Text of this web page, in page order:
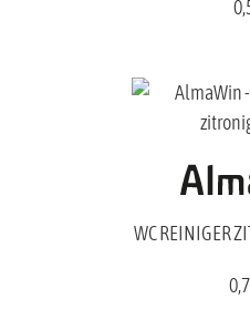
WC REINIGER